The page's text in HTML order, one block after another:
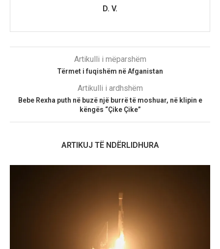
D. V.
Artikulli i mëparshëm
Tërmet i fuqishëm në Afganistan
Artikulli i ardhshëm
Bebe Rexha puth në buzë një burrë të moshuar, në klipin e
këngës “Çike Çike”
ARTIKUJ TË NDËRLIDHURA